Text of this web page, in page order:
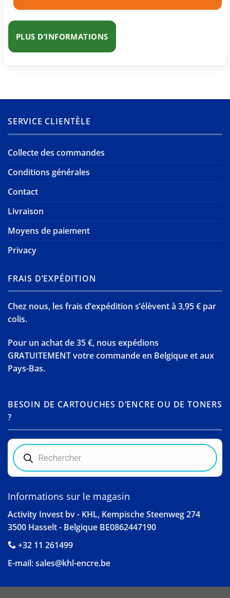
PLUS D’INFORMATIONS
SERVICE CLIENTÈLE
Collecte des commandes
Conditions générales
Contact
Livraison
Moyens de paiement
Privacy
FRAIS D’EXPÉDITION
Chez nous, les frais d’expédition s’élèvent à 3,95 € par
colis.
Pour un achat de 35 €, nous expédions
GRATUITEMENT votre commande en Belgique et aux
Pays-Bas.
BESOIN DE CARTOUCHES D’ENCRE OU DE TONERS
?
Recherche
de
produits
Informations sur le magasin
Activity Invest bv - KHL, Kempische Steenweg 274
3500 Hasselt - Belgique BE0862447190
+32 11 261499
E-mail:sales@khl-encre.be